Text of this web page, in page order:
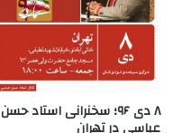
۸ دی ۹۶؛ سخنرانی استاد حسن